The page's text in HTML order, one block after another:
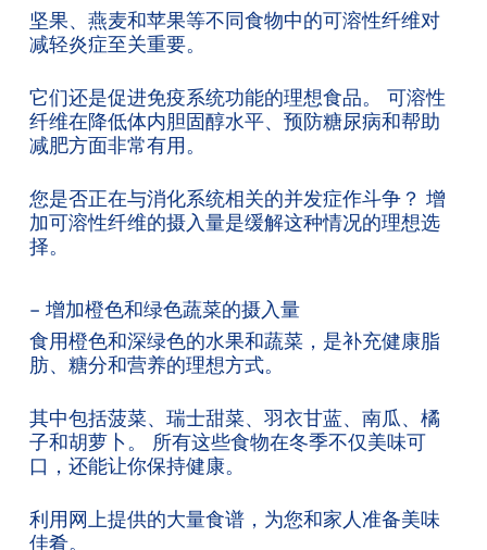
坚果、燕麦和苹果等不同食物中的可溶性纤维对
减轻炎症至关重要。
它们还是促进免疫系统功能的理想食品。 可溶性
纤维在降低体内胆固醇水平、预防糖尿病和帮助
减肥方面非常有用。
您是否正在与消化系统相关的并发症作斗争？ 增
加可溶性纤维的摄入量是缓解这种情况的理想选
择。
– 增加橙色和绿色蔬菜的摄入量
食用橙色和深绿色的水果和蔬菜，是补充健康脂
肪、糖分和营养的理想方式。
其中包括菠菜、瑞士甜菜、羽衣甘蓝、南瓜、橘
子和胡萝卜。 所有这些食物在冬季不仅美味可
口，还能让你保持健康。
利用网上提供的大量食谱，为您和家人准备美味
佳肴。